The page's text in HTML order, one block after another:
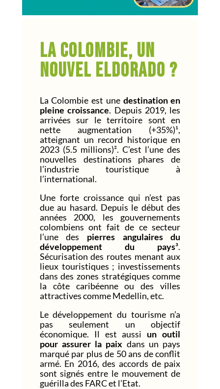
La Colombie, un
nouvel eldorado ?
La Colombie est une destination en
pleine croissance. Depuis 2019, les
arrivées sur le territoire sont en
nette augmentation (+35%)¹,
atteignant un record historique en
2023 (5.5 millions)². C’est l’une des
nouvelles destinations phares de
l’industrie touristique à
l’international.
Une forte croissance qui n’est pas
due au hasard. Depuis le début des
années 2000, les gouvernements
colombiens ont fait de ce secteur
l’une des pierres angulaires du
développement du pays³.
Sécurisation des routes menant aux
lieux touristiques ; investissements
dans des zones stratégiques comme
la côte caribéenne ou des villes
attractives comme Medellin, etc.
Le développement du tourisme n’a
pas seulement un objectif
économique. Il est aussi un outil
pour assurer la paix dans un pays
marqué par plus de 50 ans de conflit
armé. En 2016, des accords de paix
sont signés entre le mouvement de
guérilla des FARC et l’Etat.